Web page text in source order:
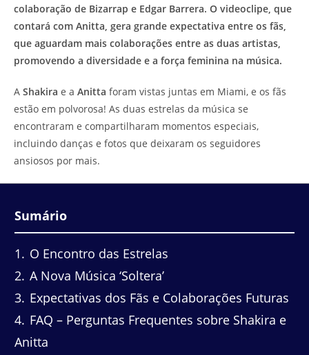
colaboração de Bizarrap e Edgar Barrera. O videoclipe, que
contará com Anitta, gera grande expectativa entre os fãs,
que aguardam mais colaborações entre as duas artistas,
promovendo a diversidade e a força feminina na música.
A Shakira e a Anitta foram vistas juntas em Miami, e os fãs
estão em polvorosa! As duas estrelas da música se
encontraram e compartilharam momentos especiais,
incluindo danças e fotos que deixaram os seguidores
ansiosos por mais.
Sumário
1
O Encontro das Estrelas
2 A Nova Música ‘Soltera’
3 Expectativas dos Fãs e Colaborações Futuras
4 FAQ – Perguntas Frequentes sobre Shakira e
Anitta